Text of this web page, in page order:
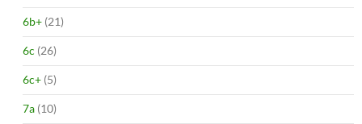
6b+ (21)
6c (26)
6c+ (5)
7a (10)